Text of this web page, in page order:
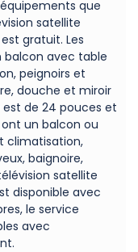
que
satellite
gratuit. Les
balcon avec table
peignoirs et
douche et miroir
de 24 pouces et
un balcon ou
climatisation,
baignoire,
satellite
disponible avec
le service
avec